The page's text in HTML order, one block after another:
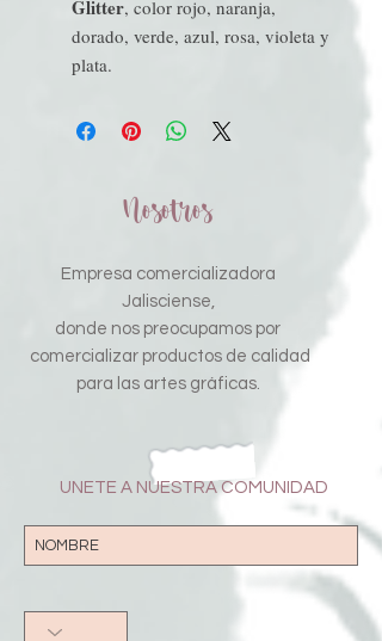
Glitter, color rojo, naranja,
dorado, verde, azul, rosa, violeta y
plata.
Nosotros
Empresa comercializadora
Jalisciense,
donde nos preocupamos por
comercializar productos de calidad
para las artes gráficas.
UNETE A NUESTRA COMUNIDAD